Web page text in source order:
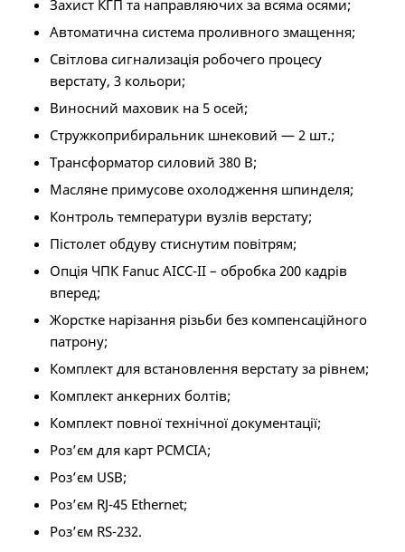
Захист КГП та направляючих за всяма осями;
Автоматична система проливного змащення;
Світлова сигнализація робочего процесу
верстату, 3 кольори;
Виносний маховик на 5 осей;
Стружкоприбиральник шнековий — 2 шт.;
Трансформатор силовий 380 B;
Масляне примусове охолодження шпинделя;
Контроль температури вузлів верстату;
Пістолет обдуву стиснутим повітрям;
Опція ЧПК Fanuc AICC-II – обробка 200 кадрів
вперед;
Жорстке нарізання різьби без компенсаційного
патрону;
Комплект для встановлення верстату за рівнем;
Комплект анкерних болтів;
Комплект повної технічної документації;
Роз’єм для карт PCMCIA;
Роз’єм USB;
Роз’єм RJ-45 Ethernet;
Роз’єм RS-232.